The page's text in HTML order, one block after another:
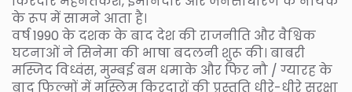
के रूप में सामने आता है।
वर्ष 1990 के दशक के बाद देश की राजनीति और वैश्विक
घटनाओं ने सिनेमा की भाषा बदलनी शुरू की। बाबरी
मस्जिद विध्वंस, मुम्बई बम धमाके और फिर नौ / ग्यारह के
बाद फिल्मों में मुस्लिम किरदारों की प्रस्तुति धीरे-धीरे सुरक्षा